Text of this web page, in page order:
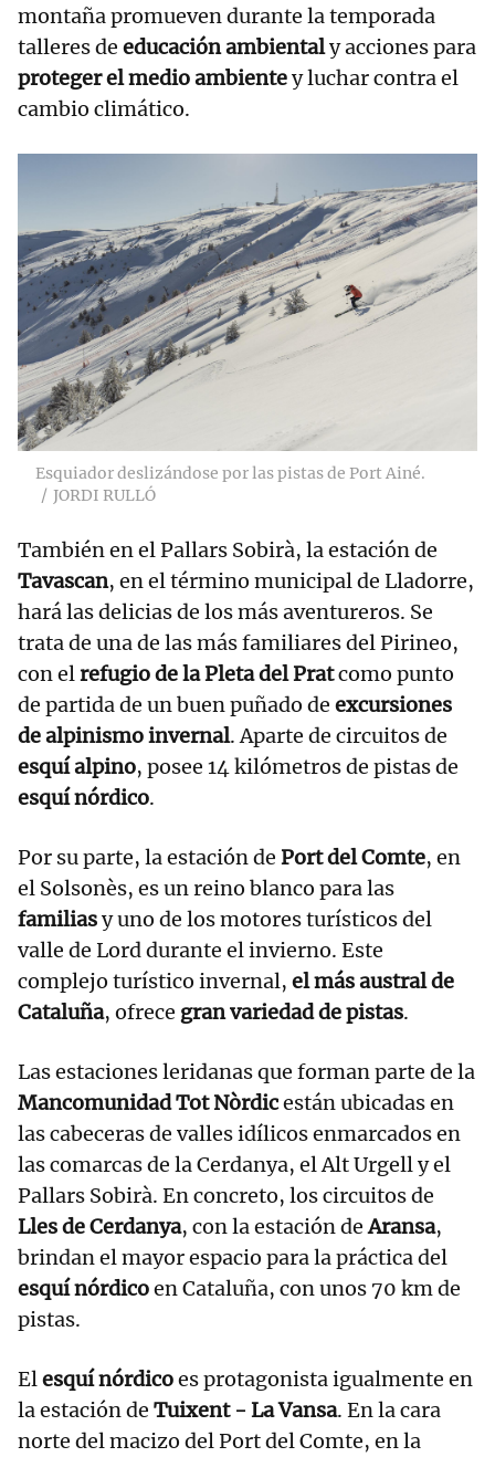
montaña promueven durante la temporada
talleres de educación ambientaly acciones para
proteger el medio ambientey luchar contra el
cambio climático.
Esquiador deslizándose por las pistas de Port Ainé.
JORDI RULLÓ
También en el Pallars Sobirà, la estación de
Tavascan, en el término municipal de Lladorre,
hará las delicias de los más aventureros. Se
trata de una de las más familiares del Pirineo,
con el refugio de la Pleta del Pratcomo punto
de partida de un buen puñado de excursiones
de alpinismo invernal. Aparte de circuitos de
esquí alpino, posee 14 kilómetros de pistas de
esquí nórdico.
Por su parte, la estación de Port del Comte, en
el Solsonès, es un reino blanco para las
familiasy uno de los motores turísticos del
valle de Lord durante el invierno. Este
complejo turístico invernal, el más austral de
Cataluña, ofrece gran variedad de pistas.
Las estaciones leridanas que forman parte de la
Mancomunidad Tot Nòrdicestán ubicadas en
las cabeceras de valles idílicos enmarcados en
las comarcas de la Cerdanya, el Alt Urgell y el
Pallars Sobirà. En concreto, los circuitos de
Lles de Cerdanya, con la estación deAransa,
brindan el mayor espacio para la práctica del
esquí nórdicoen Cataluña, con unos 70 km de
pistas.
El esquí nórdicoes protagonista igualmente en
la estación de Tuixent - La Vansa. En la cara
norte del macizo del Port del Comte, en la